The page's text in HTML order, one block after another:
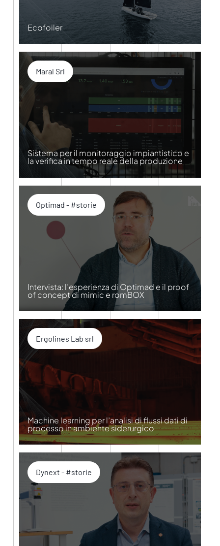
Ecofoiler
Maral Srl
Sistema per il monitoraggio impiantistico e
la verifica in tempo reale della produzione
Optimad - #storie
Intervista: l’esperienza di Optimad e il proof
of concept di mimic e romBOX
Ergolines Lab srl
Machine learning per l’analisi di flussi dati di
processo in ambiente siderurgico
Dynext - #storie